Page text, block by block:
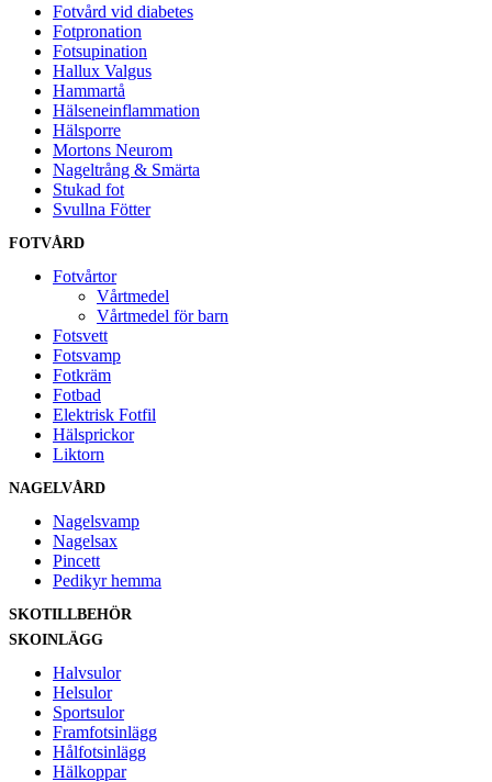
Fotvård vid diabetes
Fotpronation
Fotsupination
Hallux Valgus
Hammartå
Hälseneinflammation
Hälsporre
Mortons Neurom
Nageltrång & Smärta
Stukad fot
Svullna Fötter
FOTVÅRD
Fotvårtor
Vårtmedel
Vårtmedel för barn
Fotsvett
Fotsvamp
Fotkräm
Fotbad
Elektrisk Fotfil
Hälsprickor
Liktorn
NAGELVÅRD
Nagelsvamp
Nagelsax
Pincett
Pedikyr hemma
SKOTILLBEHÖR
SKOINLÄGG
Halvsulor
Helsulor
Sportsulor
Framfotsinlägg
Hålfotsinlägg
Hälkoppar